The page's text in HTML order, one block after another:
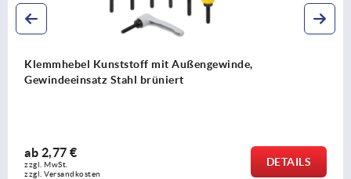
mit Außengewinde,
brüniert
zzgl. MwSt.
zzgl. Versandkosten